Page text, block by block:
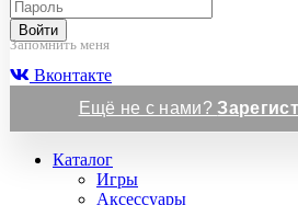
Войти
Запомнить меня
Вконтакте
Ещё не с нами?
Каталог
Игры
Аксессуары